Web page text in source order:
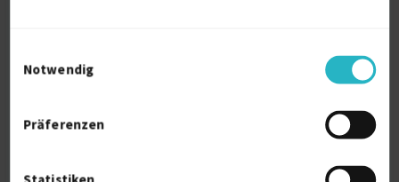
Notwendig
Präferenzen
Ähnliche Projekte
Vhdl Projekte für Freiberufler
Freiberufler